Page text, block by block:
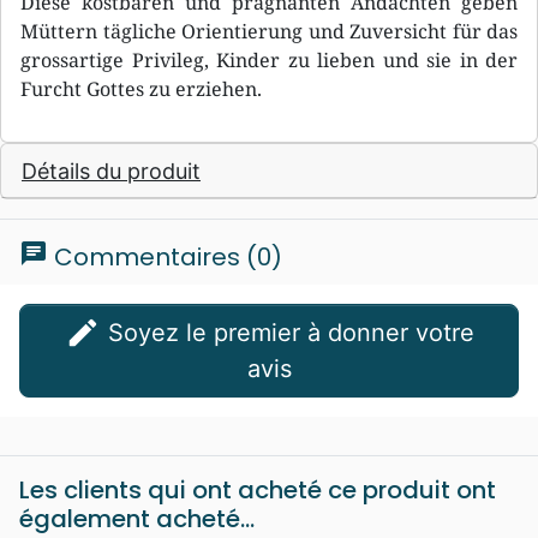
Müttern tägliche Orientierung und Zuversicht für das
grossartige Privileg, Kinder zu lieben und sie in der
Furcht Gottes zu erziehen.
Détails du produit
chat Commentaires (0)
edit
avis
Les clients qui ont acheté ce produit ont
également acheté...